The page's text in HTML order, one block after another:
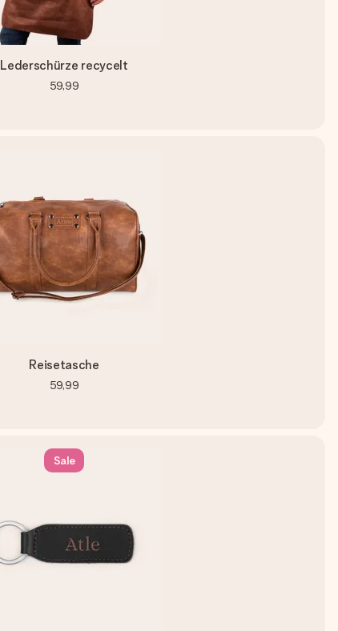
Lederschürze recycelt
59,99
Reisetasche
59,99
Sale